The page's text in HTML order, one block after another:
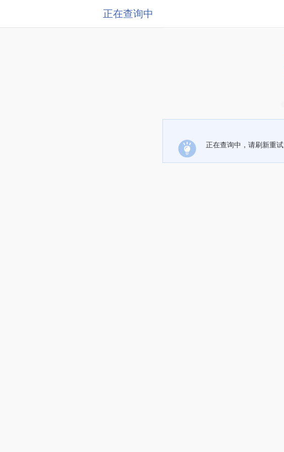
正在查询中
正在查询中，请刷新重试